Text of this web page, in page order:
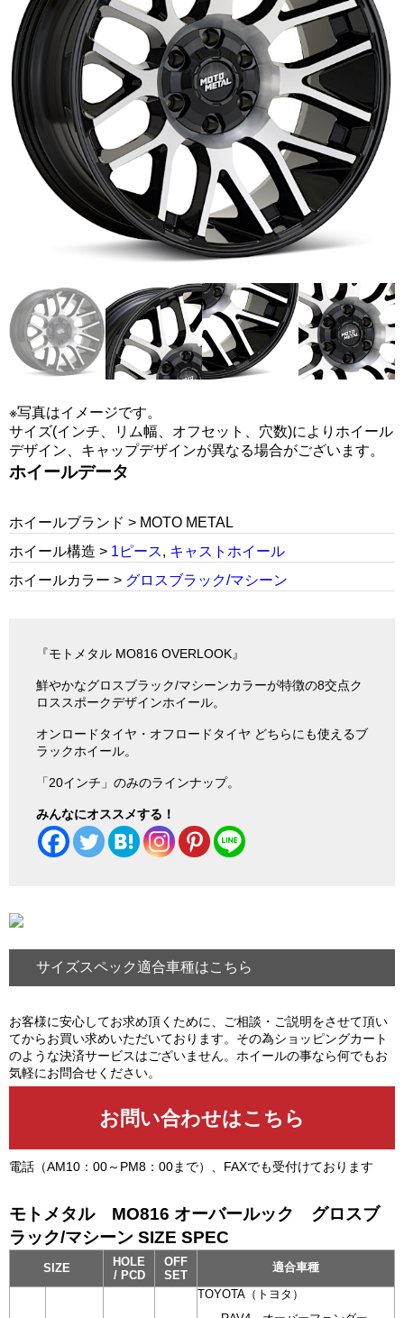
※写真はイメージです。
サイズ(インチ、リム幅、オフセット、穴数)によりホイール
デザイン、キャップデザインが異なる場合がございます。
ホイールデータ
ホイールブランド > MOTO METAL
ホイール構造 > 1ピース, キャストホイール
ホイールカラー > グロスブラック/マシーン
『モトメタル MO816 OVERLOOK』
鮮やかなグロスブラック/マシーンカラーが特徴の8交点ク
ロススポークデザインホイール。
オンロードタイヤ・オフロードタイヤ どちらにも使えるブ
ラックホイール。
「20インチ」のみのラインナップ。
みんなにオススメする！
サイズスペック適合車種はこちら
お客様に安心してお求め頂くために、ご相談・ご説明をさせて頂い
てからお買い求めいただいております。その為ショッピングカート
のような決済サービスはございません。ホイールの事なら何でもお
気軽にお問合せください。
電話（AM10：00～PM8：00まで）、FAXでも受付けております
モトメタル MO816 オーバールック グロスブ
ラック/マシーン SIZE SPEC
SIZE
HOLE
/ PCD
OFF
SET
適合車種
TOYOTA（トヨタ）